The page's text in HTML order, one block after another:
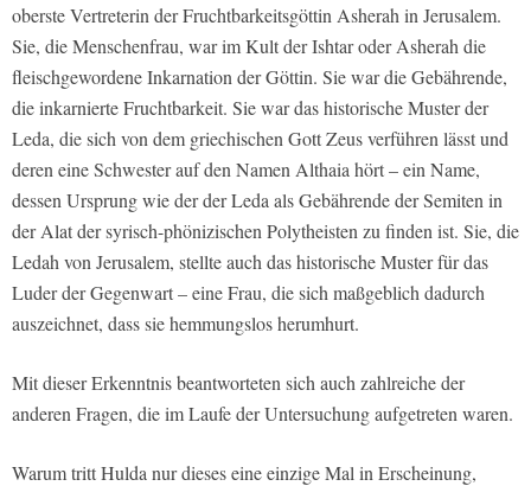
oberste Vertreterin der Fruchtbarkeitsgöttin Asherah in Jerusalem.
Sie, die Menschenfrau, war im Kult der Ishtar oder Asherah die
fleischgewordene Inkarnation der Göttin. Sie war die Gebährende,
die inkarnierte Fruchtbarkeit. Sie war das historische Muster der
Leda, die sich von dem griechischen Gott Zeus verführen lässt und
deren eine Schwester auf den Namen Althaia hört – ein Name,
dessen Ursprung wie der der Leda als Gebährende der Semiten in
der Alat der syrisch-phönizischen Polytheisten zu finden ist. Sie, die
Ledah von Jerusalem, stellte auch das historische Muster für das
Luder der Gegenwart – eine Frau, die sich maßgeblich dadurch
auszeichnet, dass sie hemmungslos herumhurt.
Mit dieser Erkenntnis beantworteten sich auch zahlreiche der
anderen Fragen, die im Laufe der Untersuchung aufgetreten waren.
Warum tritt Hulda nur dieses eine einzige Mal in Erscheinung,